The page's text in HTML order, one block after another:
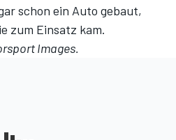
schon ein Auto gebaut,
zum Einsatz kam.
Images.